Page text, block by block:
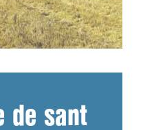
de sant